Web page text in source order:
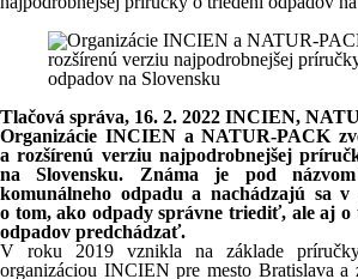
Tlačová správa, 16. 2. 2022 INCIEN,
Organizácie INCIEN a NATUR-PACK
a rozšírenú verziu najpodrobnejšej
na Slovensku. Známa je pod
komunálneho odpadu a nachádzajú sa
o tom, ako odpady správne triediť, ale aj o
odpadov predchádzať.
V roku 2019 vznikla na základe
organizáciou INCIEN pre mesto Bratislava